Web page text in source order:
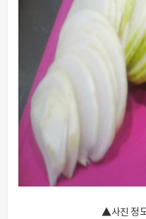
▲사진 정